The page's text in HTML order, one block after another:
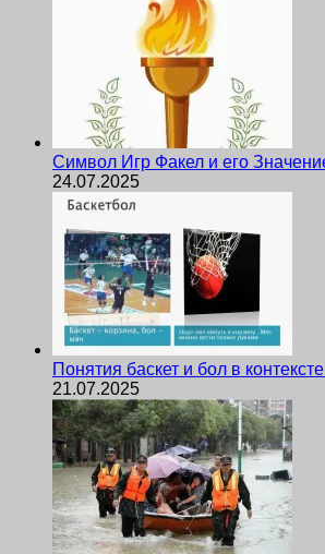
Символ Игр Факел и его
24.07.2025
Понятия баскет и бол в
21.07.2025